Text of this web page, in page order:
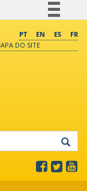
BR
PT EN ES
FR
DO SITE